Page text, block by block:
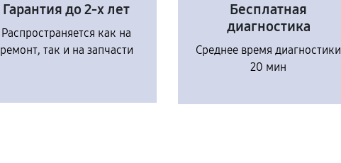
Гарантия до 2-х лет
Распространяется как на
ремонт, так и на запчасти
Бесплатная
диагностика
Среднее время диагностики
20 мин